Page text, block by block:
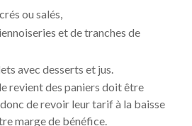
ou salés,
et de tranches de
avec desserts et jus.
revient des paniers doit être
de revoir leur tarif à la baisse
marge de bénéfice.